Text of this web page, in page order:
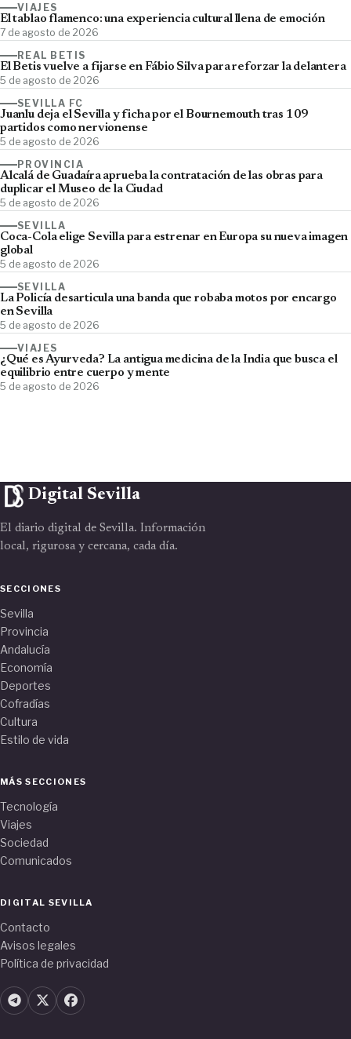
VIAJES
El tablao flamenco: una experiencia cultural llena de emoción
7 de agosto de 2026
REAL BETIS
El Betis vuelve a fijarse en Fábio Silva para reforzar la delantera
5 de agosto de 2026
SEVILLA FC
Juanlu deja el Sevilla y ficha por el Bournemouth tras 109
partidos como nervionense
5 de agosto de 2026
PROVINCIA
Alcalá de Guadaíra aprueba la contratación de las obras para
duplicar el Museo de la Ciudad
5 de agosto de 2026
SEVILLA
Coca-Cola elige Sevilla para estrenar en Europa su nueva imagen
global
5 de agosto de 2026
SEVILLA
La Policía desarticula una banda que robaba motos por encargo
en Sevilla
5 de agosto de 2026
VIAJES
¿Qué es Ayurveda? La antigua medicina de la India que busca el
equilibrio entre cuerpo y mente
5 de agosto de 2026
Digital Sevilla
El diario digital de Sevilla. Información
local, rigurosa y cercana, cada día.
SECCIONES
Sevilla
Provincia
Andalucía
Economía
Deportes
Cofradías
Cultura
Estilo de vida
MÁS SECCIONES
Tecnología
Viajes
Sociedad
Comunicados
DIGITAL SEVILLA
Contacto
Avisos legales
Política de privacidad